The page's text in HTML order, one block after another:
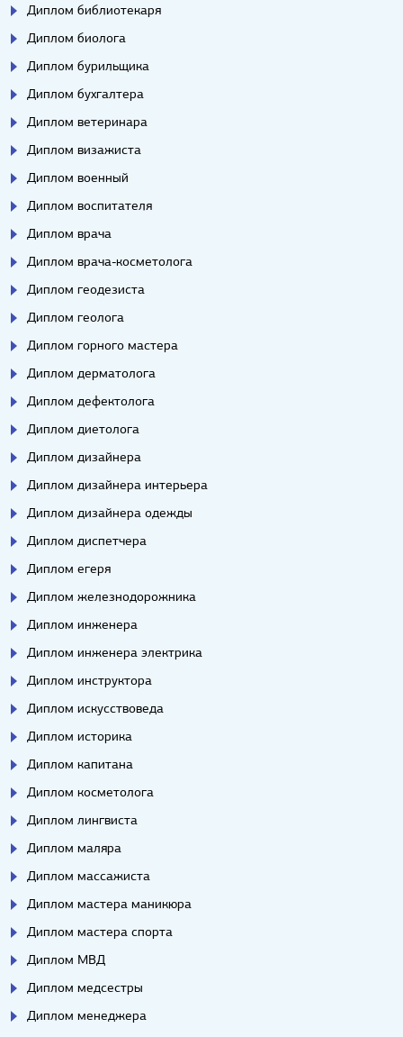
Диплом библиотекаря
Диплом биолога
Диплом бурильщика
Диплом бухгалтера
Диплом ветеринара
Диплом визажиста
Диплом военный
Диплом воспитателя
Диплом врача
Диплом врача-косметолога
Диплом геодезиста
Диплом геолога
Диплом горного мастера
Диплом дерматолога
Диплом дефектолога
Диплом диетолога
Диплом дизайнера
Диплом дизайнера интерьера
Диплом дизайнера одежды
Диплом диспетчера
Диплом егеря
Диплом железнодорожника
Диплом инженера
Диплом инженера электрика
Диплом инструктора
Диплом искусствоведа
Диплом историка
Диплом капитана
Диплом косметолога
Диплом лингвиста
Диплом маляра
Диплом массажиста
Диплом мастера маникюра
Диплом мастера спорта
Диплом МВД
Диплом медсестры
Диплом менеджера